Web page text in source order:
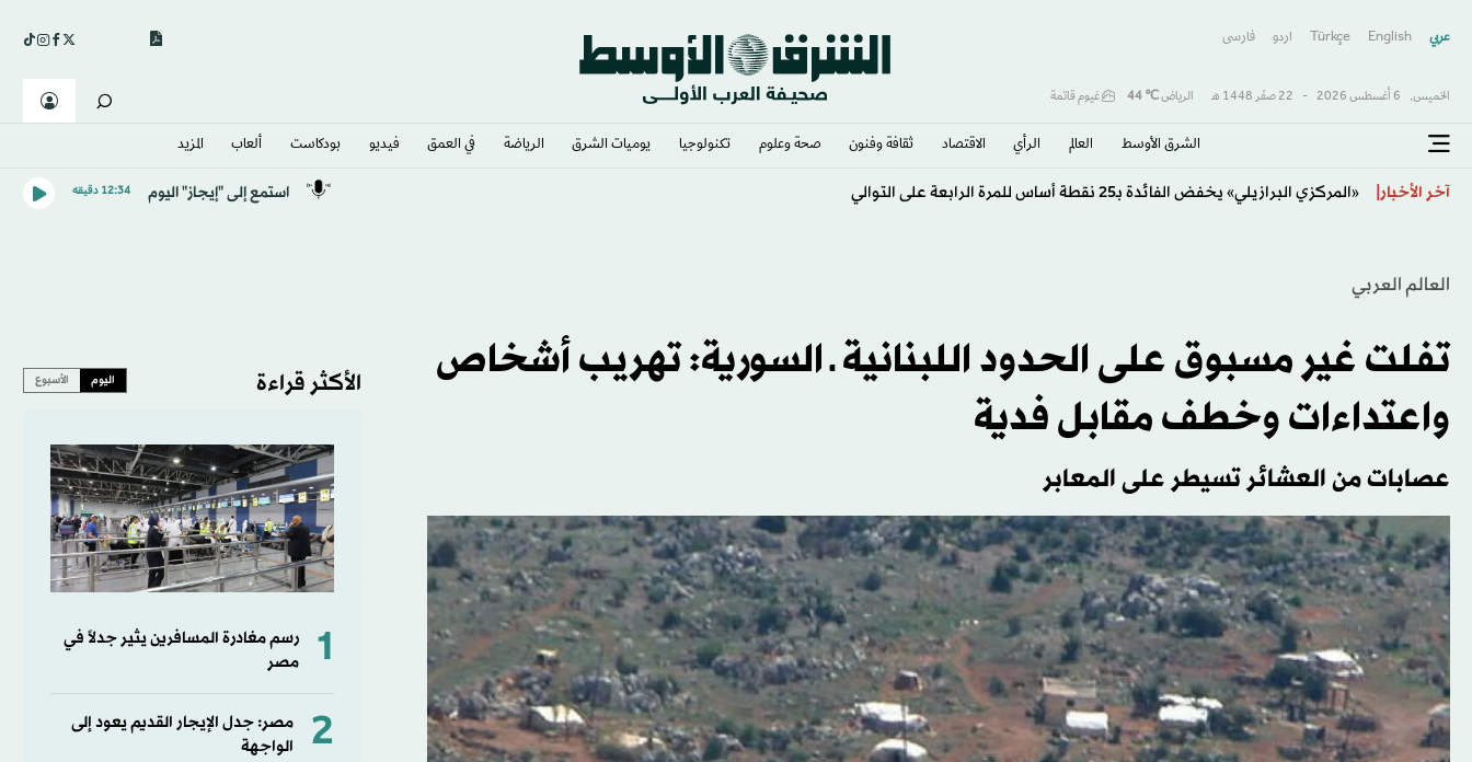
عربي English
Türkçe اردو فارسى
الخميس, 6 أغسطس 2026 - 22 صفَر 1448 هـ الرياض℃
44 غيوم قاتمة
الشرق الأوسط​ العالم الرأي الاقتصاد ثقافة وفنون صحة وعلوم تكنولوجيا يوميات الشرق​ الرياضة في العمق فيديو بودكاست ألعاب المزيد
آخر الأخبار «تيك توك» يختبر المكالمات الصوتية داخل الرسائل الخاصة استمع إلى "إيجاز" اليوم 12:34 دقيقه
العالم العربي
تفلت غير مسبوق على الحدود اللبنانية ـ السورية: تهريب أشخاص
واعتداءات وخطف مقابل فدية
عصابات من العشائر تسيطر على المعابر
الأكثر قراءة اليوم الأسبوع
1
رسم مغادرة المسافرين يثير جدلاً في
مصر
2
مصر: جدل الإيجار القديم يعود إلى
الواجهة